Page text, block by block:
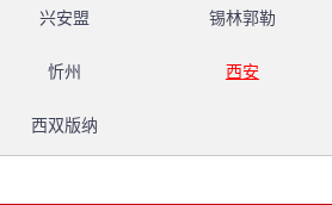
兴安盟 锡林郭勒
忻州 西安
西双版纳